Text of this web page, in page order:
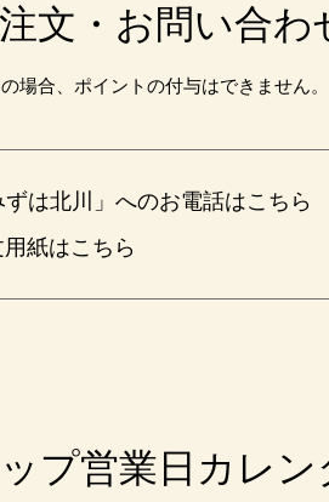
文・お問い合わ
場合、ポイントの付与はできません。
ずは北川」へのお電話はこちら
紙はこちら
プ営業日カレン